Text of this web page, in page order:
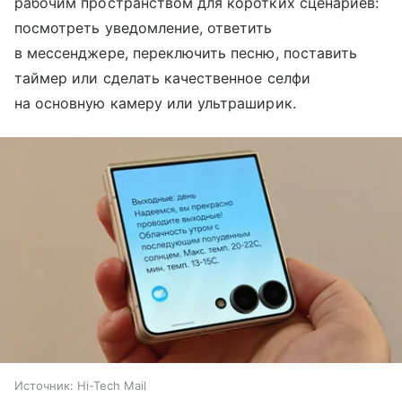
посмотреть уведомление, ответить
в мессенджере, переключить песню, поставить
таймер или сделать качественное селфи
на основную камеру или ультраширик.
Источник: Hi-Tech Mail